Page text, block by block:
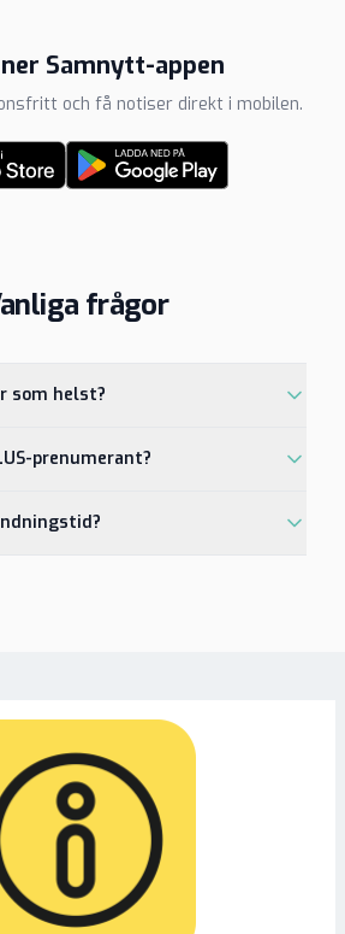
Samnytt-appen
och få notiser direkt i mobilen.
frågor
som helst?
prenumerant?